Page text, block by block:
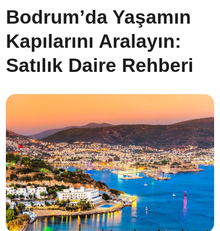
Bodrum’da Yaşamın
Kapılarını Aralayın:
Satılık Daire Rehberi